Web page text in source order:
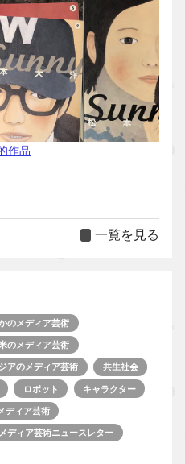
作品
一覧を見る
のメディア芸術
のメディア芸術
アのメディア芸術 共生社会
ロボット キャラクター
ディア芸術
メディア芸術ニュースレター